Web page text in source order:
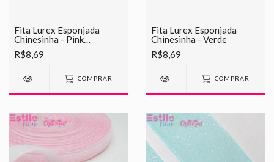
Fita Lurex Esponjada
Chinesinha - Pink
Mesclado
R$8,69
COMPRAR
Fita Lurex Esponjada
Chinesinha - Verde
R$8,69
COMPRAR